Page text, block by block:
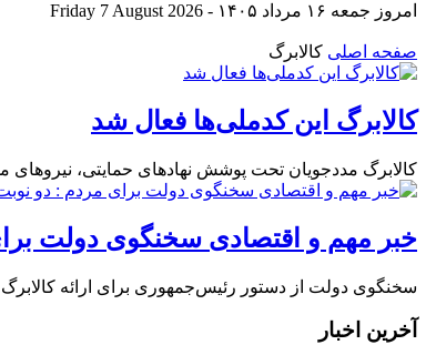
امروز جمعه ۱۶ مرداد ۱۴۰۵ - Friday 7 August 2026
صفحه اصلی کالابرگ
کالابرگ این کدملی‌ها فعال شد
کالابرگ مددجویان تحت پوشش نهادهای حمایتی، نیروهای مسلح و
خبر مهم و اقتصادی سخنگوی دولت
سخنگوی دولت از دستور رئیس‌جمهوری برای ارائه
آخرین اخبار